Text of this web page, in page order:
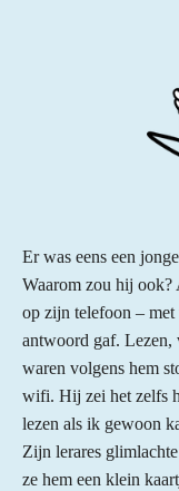
Er was eens een
Waarom zou hij
op zijn telefoon – met
antwoord gaf. Lezen,
waren volgens hem
wifi. Hij zei het zelfs
lezen als ik gewoon
Zijn lerares
ze hem een klein